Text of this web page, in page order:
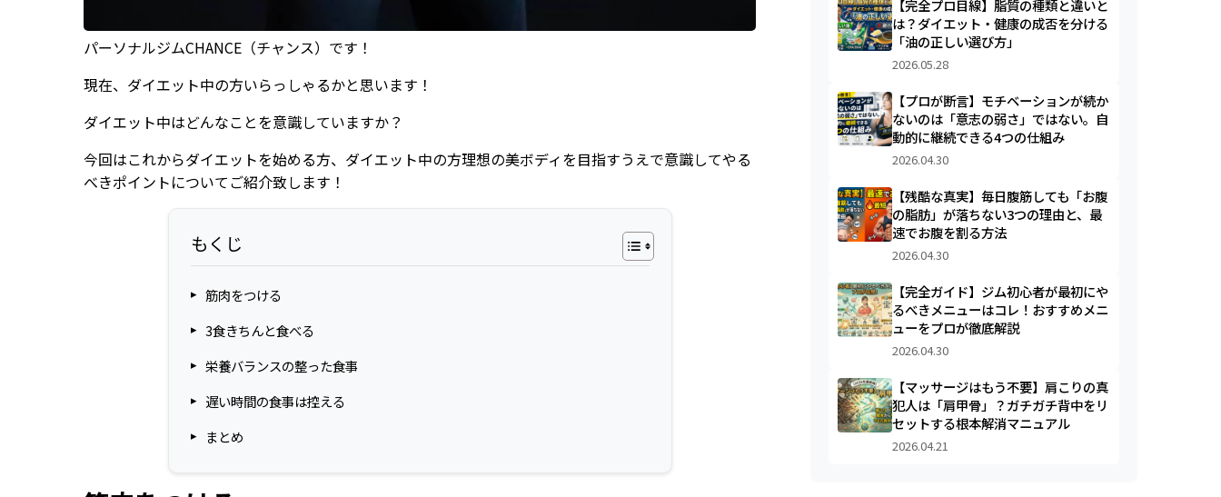
パーソナルジムCHANCE（チャンス）です！
現在、ダイエット中の方いらっしゃるかと思います！
ダイエット中はどんなことを意識していますか？
今回はこれからダイエットを始める方、ダイエット中の方理想の美ボディを目指すうえで意識してやる
べきポイントについてご紹介致します！
もくじ
筋肉をつける
3食きちんと食べる
栄養バランスの整った食事
遅い時間の食事は控える
まとめ
【完全プロ目線】脂質の種類と違いと
は？ダイエット・健康の成否を分ける
「油の正しい選び方」
2026.05.28
【プロが断言】モチベーションが続か
ないのは「意志の弱さ」ではない。自
動的に継続できる4つの仕組み
2026.04.30
【残酷な真実】毎日腹筋しても「お腹
の脂肪」が落ちない3つの理由と、最
速でお腹を割る方法
2026.04.30
【完全ガイド】ジム初心者が最初にや
るべきメニューはコレ！おすすめメニ
ューをプロが徹底解説
2026.04.30
【マッサージはもう不要】肩こりの真
犯人は「肩甲骨」？ガチガチ背中をリ
セットする根本解消マニュアル
2026.04.21